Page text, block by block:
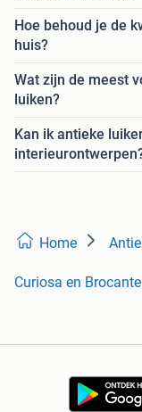
Hoe behoud je de
huis?
Wat zijn de meest
luiken?
Kan ik antieke
Home
Curiosa en Brocante